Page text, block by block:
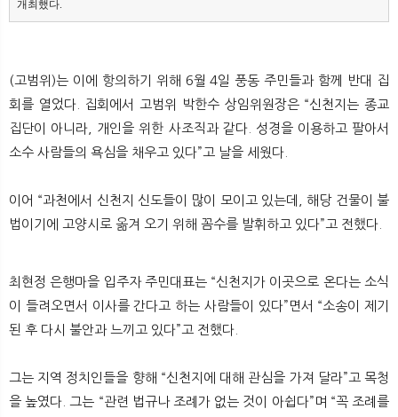
개최했다.
(고범위)는 이에 항의하기 위해 6월 4일 풍동 주민들과 함께 반대 집
회를 열었다. 집회에서 고범위 박한수 상임위원장은 “신천지는 종교
집단이 아니라, 개인을 위한 사조직과 같다. 성경을 이용하고 팔아서
소수 사람들의 욕심을 채우고 있다”고 날을 세웠다.
이어 “과천에서 신천지 신도들이 많이 모이고 있는데, 해당 건물이 불
법이기에 고양시로 옮겨 오기 위해 꼼수를 발휘하고 있다”고 전했다.
최현정 은행마을 입주자 주민대표는 “신천지가 이곳으로 온다는 소식
이 들려오면서 이사를 간다고 하는 사람들이 있다”면서 “소송이 제기
된 후 다시 불안과 느끼고 있다”고 전했다.
그는 지역 정치인들을 향해 “신천지에 대해 관심을 가져 달라”고 목청
을 높였다. 그는 “관련 법규나 조례가 없는 것이 아쉽다”며 “꼭 조례를